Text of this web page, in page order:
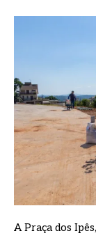
A Praça dos